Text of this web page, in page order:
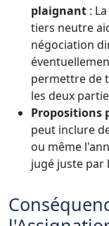
plaignant :
tiers neutre
négociation
permettre de
les deux
Propositions
peut inclure
ou même
jugé juste par